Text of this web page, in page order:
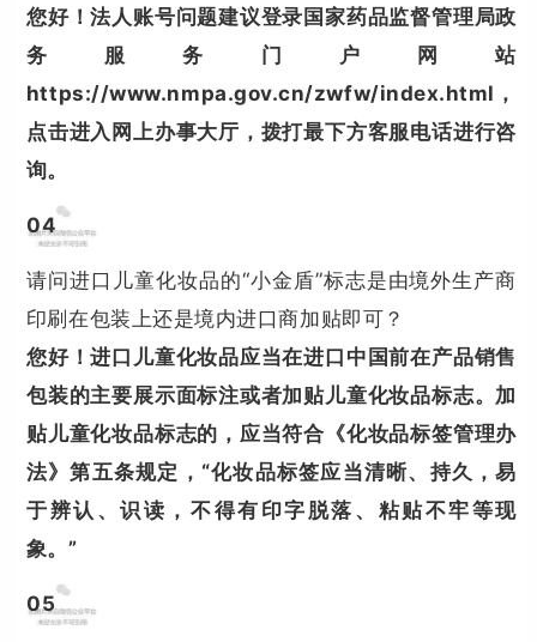
您好！法人账号问题建议登录国家药品监督管理局政
务服务门户网站
https://www.nmpa.gov.cn/zwfw/index.html，
点击进入网上办事大厅，拨打最下方客服电话进行咨
询。
04
请问进口儿童化妆品的“小金盾”标志是由境外生产商
印刷在包装上还是境内进口商加贴即可？
您好！进口儿童化妆品应当在进口中国前在产品销售
包装的主要展示面标注或者加贴儿童化妆品标志。加
贴儿童化妆品标志的，应当符合《化妆品标签管理办
法》第五条规定，“化妆品标签应当清晰、持久，易
于辨认、识读，不得有印字脱落、粘贴不牢等现
象。”
05